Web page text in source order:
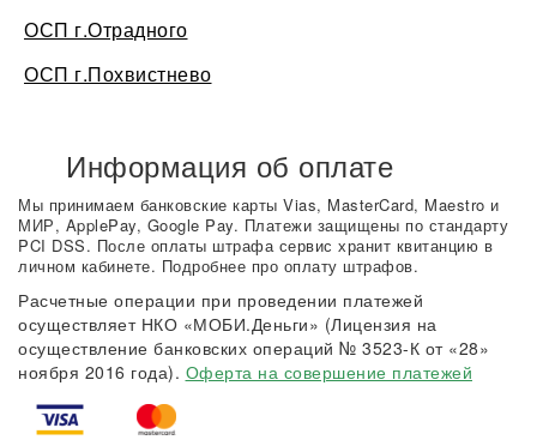
ОСП г.Отрадного
ОСП г.Похвистнево
Информация об оплате
Мы принимаем банковские карты Vias, MasterCard, Maestro и
МИР, ApplePay, Google Pay. Платежи защищены по стандарту
PCI DSS. После оплаты штрафа сервис хранит квитанцию в
личном кабинете. Подробнее про оплату штрафов.
Расчетные операции при проведении платежей
осуществляет НКО «МОБИ.Деньги» (Лицензия на
осуществление банковских операций № 3523-К от «28»
ноября 2016 года). Оферта на совершение платежей